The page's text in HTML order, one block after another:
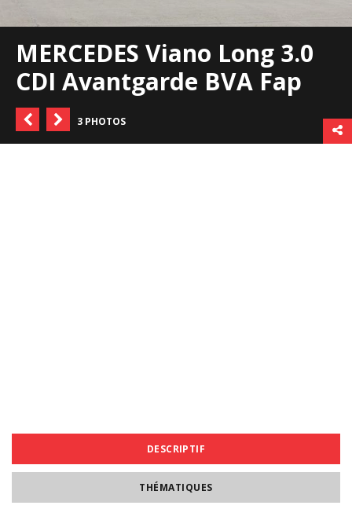
MERCEDES Viano Long 3.0
CDI Avantgarde BVA Fap
3 PHOTOS
DESCRIPTIF
THÉMATIQUES